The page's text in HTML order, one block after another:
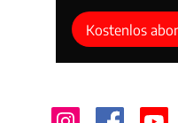
Kostenlos